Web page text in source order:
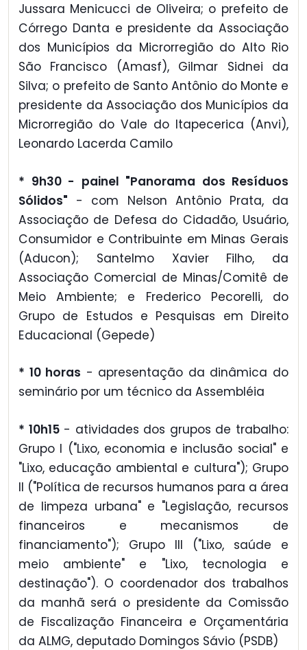
Jussara Menicucci de Oliveira; o prefeito de
Córrego Danta e presidente da Associação
dos Municípios da Microrregião do Alto Rio
São Francisco (Amasf), Gilmar Sidnei da
Silva; o prefeito de Santo Antônio do Monte e
presidente da Associação dos Municípios da
Microrregião do Vale do Itapecerica (Anvi),
Leonardo Lacerda Camilo
* 9h30 - painel "Panorama dos Resíduos
Sólidos" - com Nelson Antônio Prata, da
Associação de Defesa do Cidadão, Usuário,
Consumidor e Contribuinte em Minas Gerais
(Aducon); Santelmo Xavier Filho, da
Associação Comercial de Minas/Comitê de
Meio Ambiente; e Frederico Pecorelli, do
Grupo de Estudos e Pesquisas em Direito
Educacional (Gepede)
* 10 horas - apresentação da dinâmica do
seminário por um técnico da Assembléia
* 10h15- atividades dos grupos de trabalho:
Grupo I ("Lixo, economia e inclusão social" e
"Lixo, educação ambiental e cultura"); Grupo
II ("Política de recursos humanos para a área
de limpeza urbana" e "Legislação, recursos
financeiros e mecanismos de
financiamento"); Grupo III ("Lixo, saúde e
meio ambiente" e "Lixo, tecnologia e
destinação"). O coordenador dos trabalhos
da manhã será o presidente da Comissão
de Fiscalização Financeira e Orçamentária
da ALMG, deputado Domingos Sávio (PSDB)